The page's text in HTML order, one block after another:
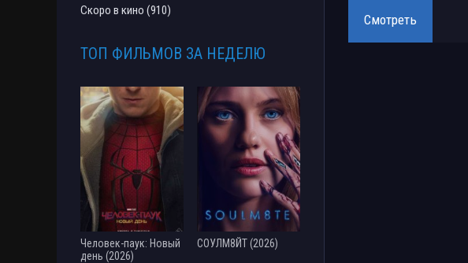
Смотреть
Скоро в кино (910)
ТОП ФИЛЬМОВ ЗА НЕДЕЛЮ
Человек-паук: Новый
день (2026)
СОУЛМ8ЙТ (2026)